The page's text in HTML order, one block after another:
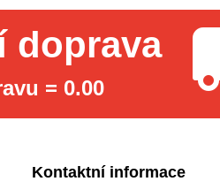
doprava
= 0.00
Kontaktní informace